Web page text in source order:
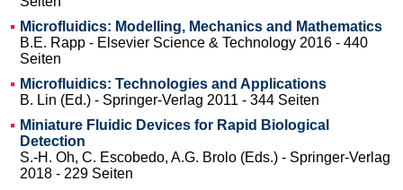
Microfluidics: Modelling, Mechanics and Mathematics
B.E. Rapp - Elsevier Science & Technology 2016 - 440
Seiten
Microfluidics: Technologies and Applications
B. Lin (Ed.) - Springer-Verlag 2011 - 344 Seiten
Miniature Fluidic Devices for Rapid Biological
Detection
S.-H. Oh, C. Escobedo, A.G. Brolo (Eds.) - Springer-Verlag
2018 - 229 Seiten